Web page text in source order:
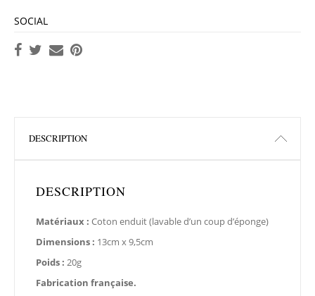
SOCIAL
DESCRIPTION
DESCRIPTION
Matériaux : Coton enduit (lavable d’un coup d’éponge)
Dimensions : 13cm x 9,5cm
Poids : 20g
Fabrication française.